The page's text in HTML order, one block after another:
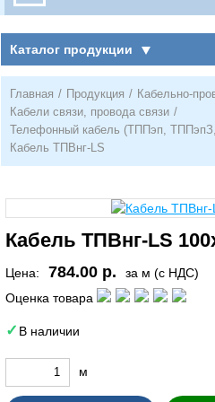
Каталог продукции
Главная / Продукция / Кабельно-
Кабели связи, провода связи /
Телефонный кабель (ТППэп,
Кабель ТПВнг-LS
Кабель ТПВнг-LS
Цена: 784.00 р.
за м (с НДС)
Оценка товара
В наличии
м